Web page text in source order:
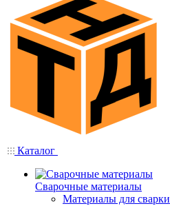
Каталог
Сварочные материалы
Материалы для сварки